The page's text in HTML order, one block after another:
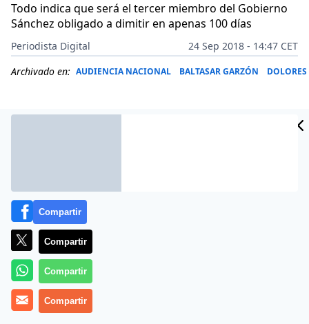
Todo indica que será el tercer miembro del Gobierno
Sánchez obligado a dimitir en apenas 100 días
Periodista Digital
24 Sep 2018 - 14:47 CET
Archivado en: AUDIENCIA NACIONAL BALTASAR GARZÓN
Más información
Compartir
Compartir
Compartir
Compartir